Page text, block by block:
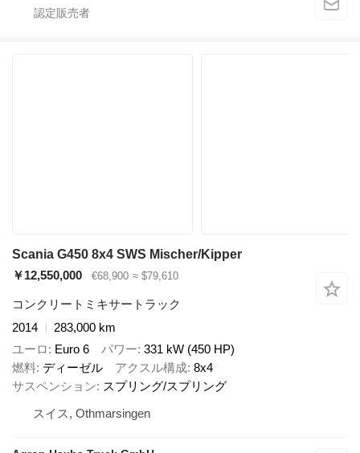
Scania G450 8x4 SWS Mischer/Kipper
￥12,550,000
€68,900 ≈ $79,610
コンクリートミキサートラック
2014
283,000 km
ユーロ
Euro 6 パワー 331 kW (450 HP)
燃料 ディーゼル アクスル構成 8x4
サスペンション
スプリング/スプリング
スイス, Othmarsingen